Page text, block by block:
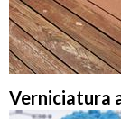
Verniciatura